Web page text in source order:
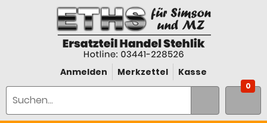
Anmelden Merkzettel Kasse
0